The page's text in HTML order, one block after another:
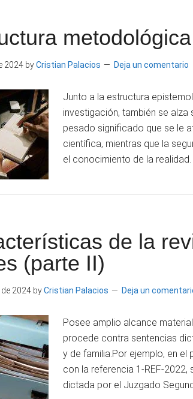
2024 byCristian Palacios Deja un comentario
Junto a la estructura
investigación, también se
pesado significado que se le
científica, mientras que la
el conocimiento de la realidad.
de la
(parte II)
2024 byCristian Palacios Deja un
Posee amplio alcance
procede contra sentencias
y de familia.Por ejemplo, en
con la referencia 1-REF-
dictada por el Juzgado